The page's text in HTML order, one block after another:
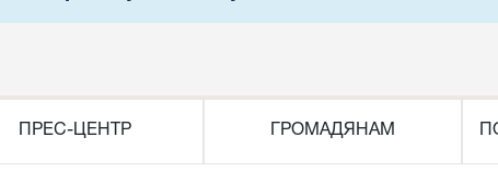
ПРЕС-ЦЕНТР ГРОМАДЯНАМ